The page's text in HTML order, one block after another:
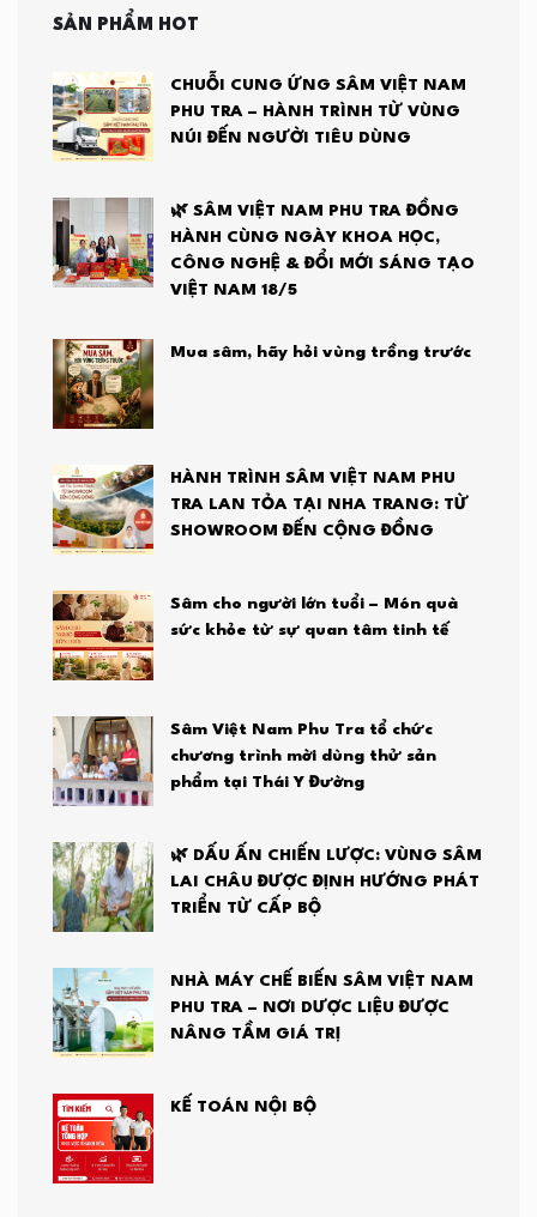
SẢN PHẨM HOT
CHUỖI CUNG ỨNG SÂM VIỆT NAM
PHU TRA – HÀNH TRÌNH TỪ VÙNG
NÚI ĐẾN NGƯỜI TIÊU DÙNG
🌿 SÂM VIỆT NAM PHU TRA ĐỒNG
HÀNH CÙNG NGÀY KHOA HỌC,
CÔNG NGHỆ & ĐỔI MỚI SÁNG TẠO
VIỆT NAM 18/5
Mua sâm, hãy hỏi vùng trồng trước
HÀNH TRÌNH SÂM VIỆT NAM PHU
TRA LAN TỎA TẠI NHA TRANG: TỪ
SHOWROOM ĐẾN CỘNG ĐỒNG
Sâm cho người lớn tuổi – Món quà
sức khỏe từ sự quan tâm tinh tế
Sâm Việt Nam Phu Tra tổ chức
chương trình mời dùng thử sản
phẩm tại Thái Y Đường
🌿 DẤU ẤN CHIẾN LƯỢC: VÙNG SÂM
LAI CHÂU ĐƯỢC ĐỊNH HƯỚNG PHÁT
TRIỂN TỪ CẤP BỘ
NHÀ MÁY CHẾ BIẾN SÂM VIỆT NAM
PHU TRA – NƠI DƯỢC LIỆU ĐƯỢC
NÂNG TẦM GIÁ TRỊ
KẾ TOÁN NỘI BỘ